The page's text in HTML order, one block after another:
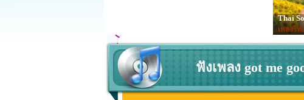
Thai
เพลงไท
ฟังเพลง got me